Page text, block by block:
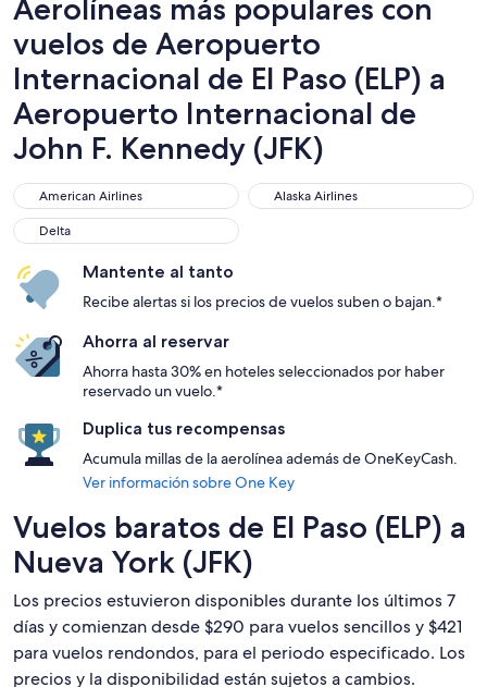
Aerolíneas más populares con
vuelos de Aeropuerto
Internacional de El Paso (ELP) a
Aeropuerto Internacional de
John F. Kennedy (JFK)
American Airlines
American Airlines Alaska Airlines
Alaska Airlines
Delta
Delta
Mantente al tanto
Recibe alertas si los precios de vuelos suben o bajan.*
Ahorra al reservar
Ahorra hasta 30% en hoteles seleccionados por haber
reservado un vuelo.*
Duplica tus recompensas
Acumula millas de la aerolínea además de OneKeyCash.
Ver información sobre One Key
Vuelos baratos de El Paso (ELP) a
Nueva York (JFK)
Los precios estuvieron disponibles durante los últimos 7
días y comienzan desde $290 para vuelos sencillos y $421
para vuelos rendondos, para el periodo especificado. Los
precios y la disponibilidad están sujetos a cambios.